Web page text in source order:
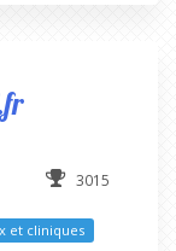
3015
et cliniques